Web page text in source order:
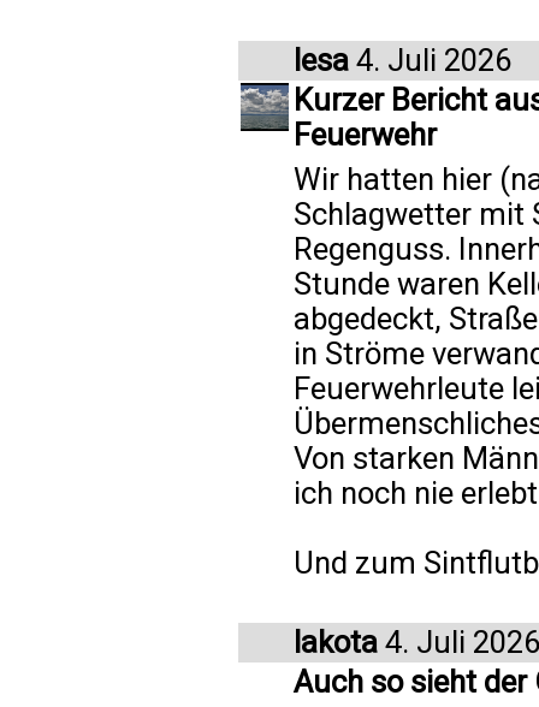
lesa 4. Juli 2026
Kurzer Bericht
Feuerwehr
Wir hatten hier
Schlagwetter mit
Regenguss.
Stunde waren
abgedeckt,
in Ströme
Feuerwehrleute
Von starken
ich noch nie
Und zum
lakota 4. Juli 2026
Auch so sieht der